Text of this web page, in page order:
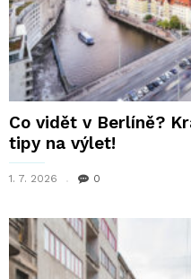
Co vidět v Berlíně?
tipy na výlet!
1. 7. 2026 0